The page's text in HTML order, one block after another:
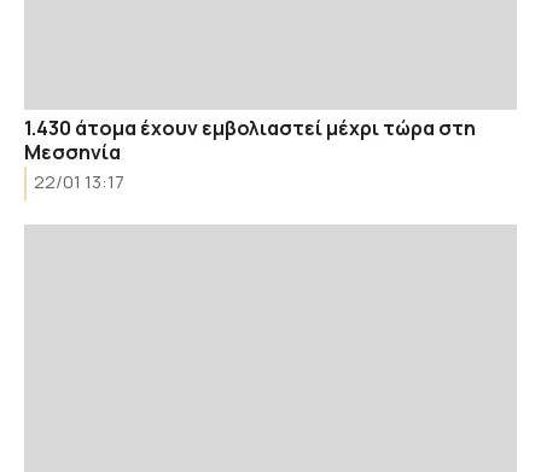
1.430 άτομα έχουν εμβολιαστεί μέχρι τώρα στη
Μεσσηνία
22/01 13:17